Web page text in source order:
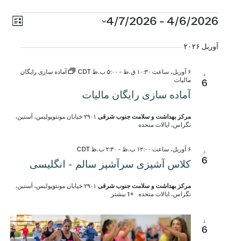
رویدادها
4/6/2026
-
4/7/2026
را
کنید.
آوریل ۲۰۲۶
د
6
آماده سازی رایگان مالیات
۶ آوریل، ساعت ۱۰:۳۰ ق.ظ - ۵:۰۰ ب.ظ CDT
آماده سازی رایگان
مالیات
مرکز بهداشت و سلامت جنوب شرقی
۲۹۰۱ خیابان مونتوپولیس، آستین،
تگزاس، ایالات متحده
د
6 کلاس آشپزی سرآشپز سالم - انگلیسی
۶ آوریل، ساعت ۱۲:۰۰ ب.ظ - ۲:۳۰ ب.ظ CDT
مرکز بهداشت و سلامت جنوب شرقی
۲۹۰۱ خیابان مونتوپولیس، آستین،
تگزاس، ایالات متحده +1 بیشتر
د
6